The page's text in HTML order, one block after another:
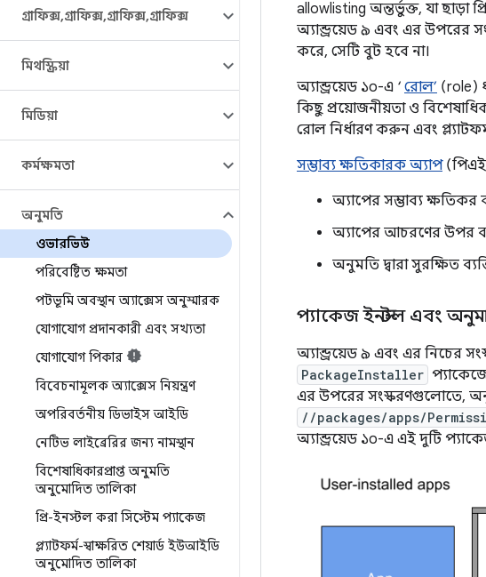
গ্রাফিক্স,গ্রাফিক্স,গ্রাফিক্স,গ্রাফিক্স
মিথস্ক্রিয়া
মিডিয়া
কর্মক্ষমতা
অনুমতি
ওভারভিউ
পরিবেষ্টিত ক্ষমতা
পটভূমি অবস্থান অ্যাক্সেস অনুস্মারক
যোগাযোগ প্রদানকারী এবং সখ্যতা
যোগাযোগ পিকার
বিবেচনামূলক অ্যাক্সেস নিয়ন্ত্রণ
অপরিবর্তনীয় ডিভাইস আইডি
নেটিভ লাইব্রেরির জন্য নামস্থান
বিশেষাধিকারপ্রাপ্ত অনুমতি
অনুমোদিত তালিকা
প্রি-ইনস্টল করা সিস্টেম প্যাকেজ
প্ল্যাটফর্ম-স্বাক্ষরিত শেয়ার্ড ইউআইডি
অনুমোদিত তালিকা
allowlisting অন্তর্ভুক্ত, যা ছাড়া
অ্যান্ড্রয়েড ৯ এবং এর উপরের
করে, সেটি বুট হবে না।
অ্যান্ড্রয়েড ১০-এ ‘ রোল’ (role)
কিছু প্রয়োজনীয়তা ও
রোল নির্ধারণ করুন এবং
সম্ভাব্য ক্ষতিকারক অ্যাপ
অ্যাপের সম্ভাব্য ক্ষতিকর
অ্যাপের আচরণের উপর
অনুমতি দ্বারা সুরক্ষিত
প্যাকেজ ইনস্টল এবং
অ্যান্ড্রয়েড ৯ এবং এর নিচের
PackageInstaller
এর উপরের সংস্করণগুলোতে,
//packages/apps/
অ্যান্ড্রয়েড ১০-এ এই দুটি